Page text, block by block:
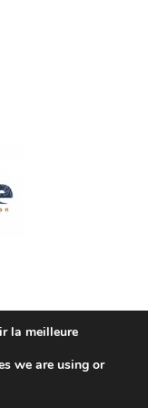
la meilleure
we are using or